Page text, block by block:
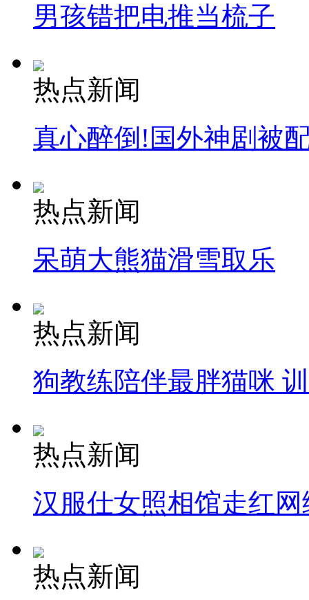
男孩错把电推当梳子
热点新闻
真心醉倒!国外神剧被
热点新闻
呆萌大熊猫滑雪取乐
热点新闻
狗教练陪伴最胖猫咪
热点新闻
汉服仕女照相馆走红网
热点新闻